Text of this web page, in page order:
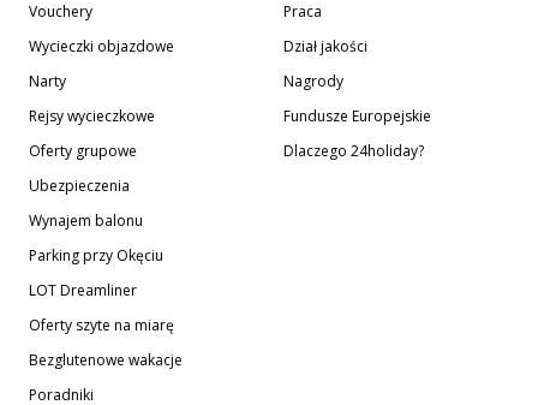
Vouchery
Wycieczki objazdowe
Narty
Rejsy wycieczkowe
Oferty grupowe
Ubezpieczenia
Wynajem balonu
Parking przy Okęciu
LOT Dreamliner
Oferty szyte na miarę
Bezglutenowe wakacje
Poradniki
Praca
Dział jakości
Nagrody
Fundusze Europejskie
Dlaczego 24holiday?